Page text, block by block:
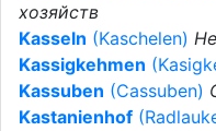
хозяйств
Kasseln (Kaschelen)
Kassigkehmen
Kassuben (Cassuben)
Kastanienhof